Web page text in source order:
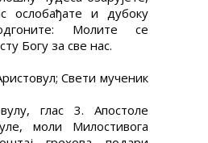
ослобађате и дубоку
Молите се
Богу за све нас.
Свети мученик
глас 3. Апостоле
моли Милостивога